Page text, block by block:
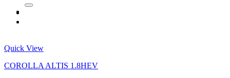
Quick View
COROLLA ALTIS 1.8HEV